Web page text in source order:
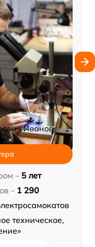
Иванов
– 5 лет
– 1 290
техническое,